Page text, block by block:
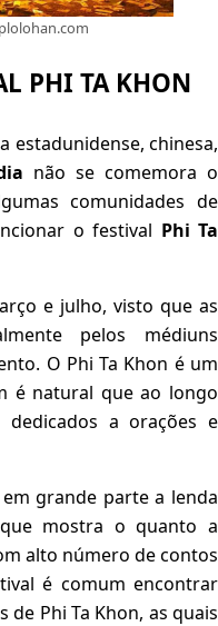
PHI TA KHON
estadunidense, chinesa,
não se comemora o
comunidades de
o festival Phi Ta
e julho, visto que as
pelos médiuns
O Phi Ta Khon é um
é natural que ao longo
a orações e
grande parte a lenda
mostra o quanto a
alto número de contos
é comum encontrar
Phi Ta Khon, as quais